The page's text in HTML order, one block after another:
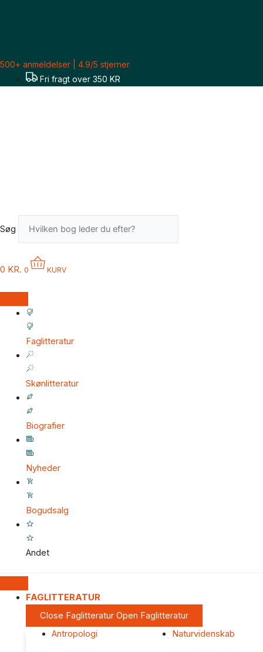
500+ anmeldelser | 4.9/5 stjerner
Fri fragt over 350 KR
Søg
0 KR. 0 KURV
Faglitteratur
Skønlitteratur
Biografier
Nyheder
Bogudsalg
Andet
FAGLITTERATUR
Close Faglitteratur Open Faglitteratur
Antropologi
Naturvidenskab